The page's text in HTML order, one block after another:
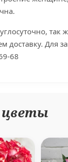
так
доставку. Для
68